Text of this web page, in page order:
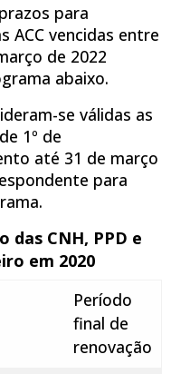
para
ACC vencidas entre
de 2022
abaixo.
se válidas as
1º de
até 31 de março
para
das CNH, PPD e
em 2020
Período
final de
renovação